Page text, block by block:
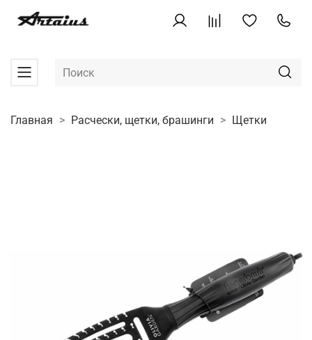
Главная Расчески, щетки, брашинги Щетки